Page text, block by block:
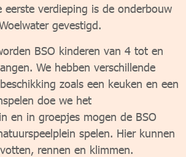
eerste verdieping is de onderbouw
gevestigd.
BSO kinderen van 4 tot en
We hebben verschillende
zoals een keuken en een
doe we het
en in groepjes mogen de BSO
spelen. Hier kunnen
rennen en klimmen.